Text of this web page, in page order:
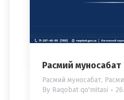
Расмий муносабат
Расмий муносабат,
By Raqobat qo'mitasi